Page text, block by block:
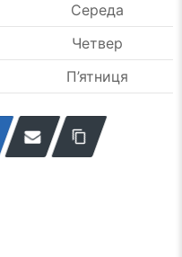
Середа
Четвер
П’ятниця